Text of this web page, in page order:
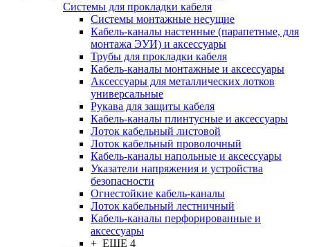
Системы для прокладки кабеля
Системы монтажные несущие
Кабель-каналы настенные (парапетные, для
монтажа ЭУИ) и аксессуары
Трубы для прокладки кабеля
Кабель-каналы монтажные и аксессуары
Аксессуары для металлических лотков
универсальные
Рукава для защиты кабеля
Кабель-каналы плинтусные и аксессуары
Лоток кабельный листовой
Лоток кабельный проволочный
Кабель-каналы напольные и аксессуары
Указатели напряжения и устройства
безопасности
Огнестойкие кабель-каналы
Лоток кабельный лестничный
Кабель-каналы перфорированные и
аксессуары
+ ЕЩЕ 4